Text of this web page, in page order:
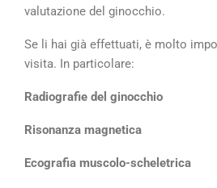
valutazione del ginocchio.
Se li hai già effettuati, è molto
visita. In particolare:
Radiografie del ginocchio
Risonanza magnetica
Ecografia muscolo-scheletrica